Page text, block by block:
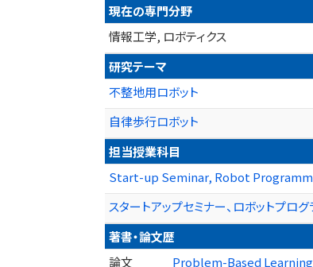
現在の専門分野
情報工学, ロボティクス
研究テーマ
不整地用ロボット
自律歩行ロボット
担当授業科目
Start-up Seminar, Robot
スタートアップセミナー、ロボットプログ
著書・論文歴
論文
Problem-Based